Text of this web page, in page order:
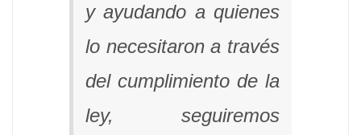
y ayudando a quienes
lo necesitaron a través
del cumplimiento de la
ley, seguiremos